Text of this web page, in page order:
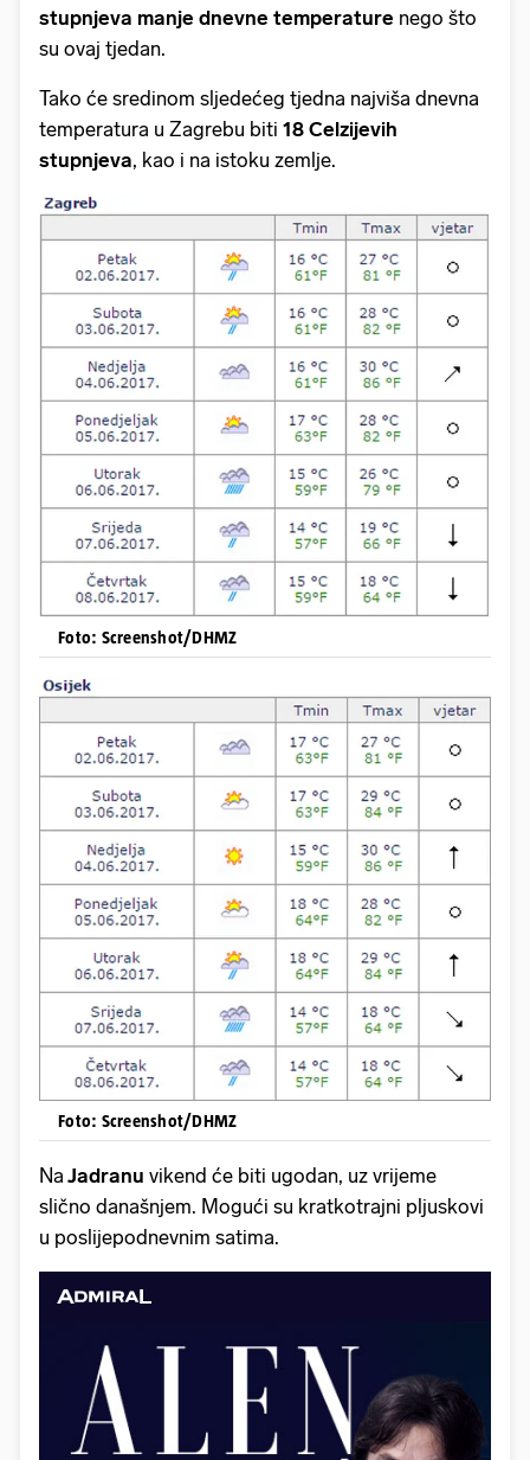
stupnjeva manje dnevne temperature nego što
su ovaj tjedan.
Tako će sredinom sljedećeg tjedna najviša dnevna
temperatura u Zagrebu biti 18 Celzijevih
stupnjeva, kao i na istoku zemlje.
Foto: Screenshot/DHMZ
Foto: Screenshot/DHMZ
Na Jadranu vikend će biti ugodan, uz vrijeme
slično današnjem. Mogući su kratkotrajni pljuskovi
u poslijepodnevnim satima.